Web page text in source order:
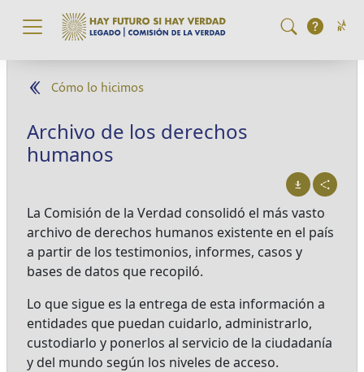
Pasar al contenido principal
Cómo lo hicimos
Archivo de los derechos
humanos
La Comisión de la Verdad consolidó el más vasto
archivo de derechos humanos existente en el país
a partir de los testimonios, informes, casos y
bases de datos que recopiló.
Lo que sigue es la entrega de esta información a
entidades que puedan cuidarlo, administrarlo,
custodiarlo y ponerlos al servicio de la ciudadanía
y del mundo según los niveles de acceso.